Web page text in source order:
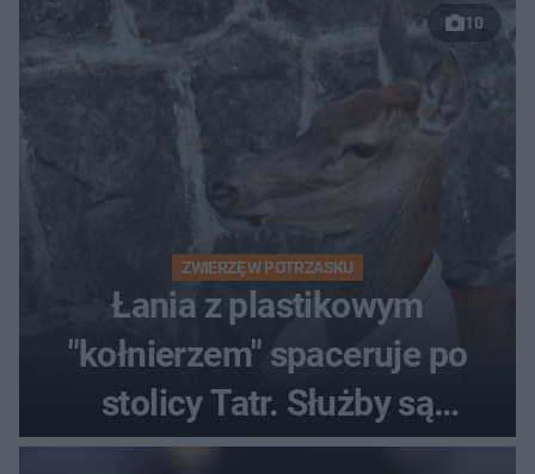
10
ZWIERZĘ W POTRZASKU
Łania z plastikowym
"kołnierzem" spaceruje po
stolicy Tatr. Służby są
bezradne